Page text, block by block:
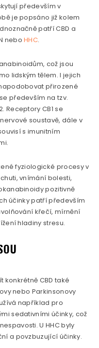
především v
je popsáno již kolem
patří CBD a
neboHHC.
což jsou
lidským tělem. I jejich
přirozené
především na tzv.
Receptory CB1 se
soustavě, dále v
s imunitním
fyziologické procesy v
vnímání bolesti,
pozitivně
účinky patří především
křečí, mírnění
hladiny stresu.
konkrétně CBD také
nebo Parkinsonovy
například pro
sedativními účinky, což
U HHC byly
a povzbuzující účinky.